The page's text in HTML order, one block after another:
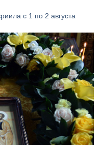
с 1 по 2 августа